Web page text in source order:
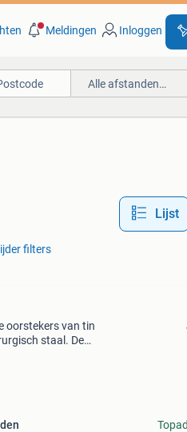
Meldingen Inloggen
Alle afstanden…
Lijst
filters
oorstekers van tin
staal. De